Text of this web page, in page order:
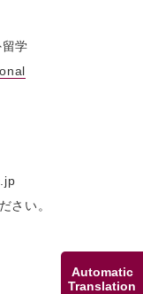
Automatic
Translation
学
さい。